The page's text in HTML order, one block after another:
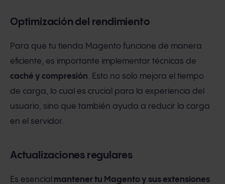
Optimización del rendimiento
Para que tu tienda Magento funcione de manera
eficiente, es importante implementar técnicas de
caché y compresión. Esto no solo mejora el tiempo
de carga, lo cual es crucial para la experiencia del
usuario, sino que también ayuda a reducir la carga
en el servidor.
Actualizaciones regulares
Es esencial mantener tu Magento y sus extensiones